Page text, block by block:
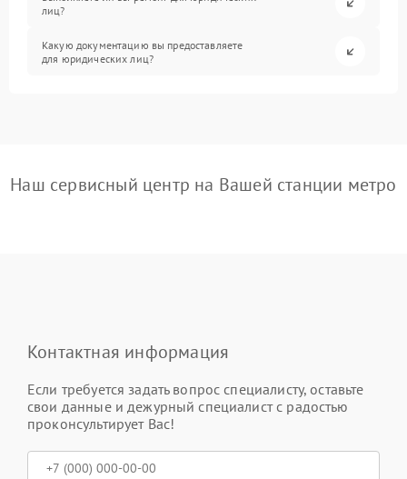
лиц?
Какую документацию вы предоставляете
для юридических лиц?
Наш сервисный центр на Вашей станции метро
Контактная информация
Если требуется задать вопрос специалисту, оставьте
свои данные и дежурный специалист с радостью
проконсультирует Вас!